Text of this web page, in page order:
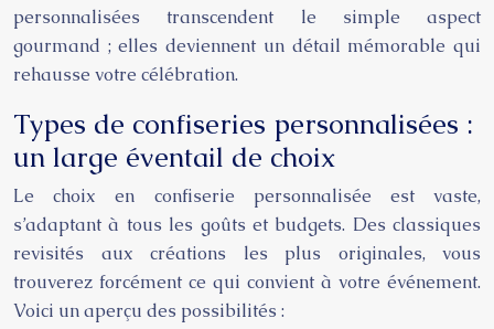
personnalisées transcendent le simple aspect
gourmand ; elles deviennent un détail mémorable qui
rehausse votre célébration.
Types de confiseries personnalisées :
un large éventail de choix
Le choix en confiserie personnalisée est vaste,
s’adaptant à tous les goûts et budgets. Des classiques
revisités aux créations les plus originales, vous
trouverez forcément ce qui convient à votre événement.
Voici un aperçu des possibilités :